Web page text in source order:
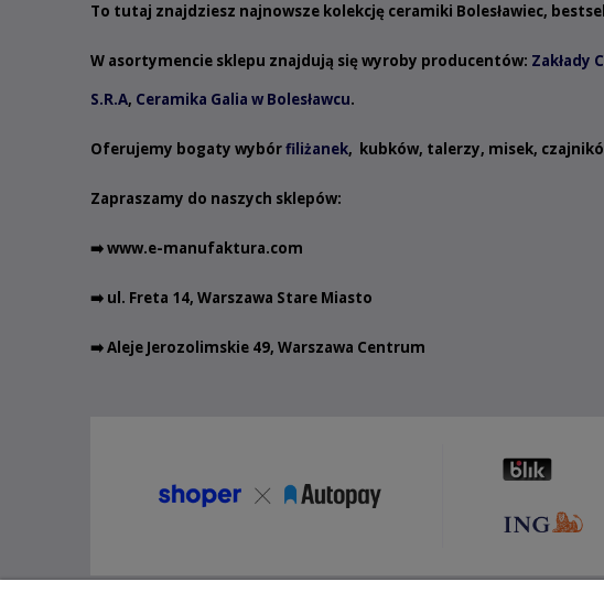
To tutaj znajdziesz najnowsze kolekcję ceramiki Bolesławiec,
W asortymencie sklepu znajdują się wyroby producentów: Zakłady
S.R.A, Ceramika Galia w Bolesławcu.
Oferujemy bogaty wybórfiliżanek, kubków, talerzy, misek,
Zapraszamy do naszych sklepów:
➡️www.e-manufaktura.com
➡️ ul. Freta 14, Warszawa Stare Miasto
➡️ Aleje Jerozolimskie 49, Warszawa Centrum